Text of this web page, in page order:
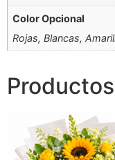
Color Opcional
Rojas, Blancas,